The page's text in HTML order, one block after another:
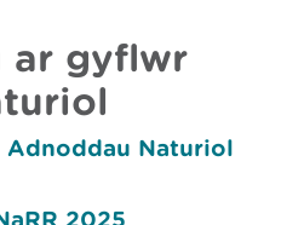
ar gyflwr
Naturiol
2025